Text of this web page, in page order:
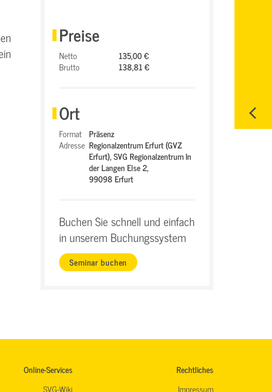
Preise
Netto
135,00 €
Brutto
138,81 €
Ort
Format Präsenz
Adresse Regionalzentrum Erfurt (GVZ
Erfurt),SVG Regionalzentrum In
der Langen Else 2,
99098 Erfurt
Buchen Sie schnell und einfach
in unserem Buchungssystem
Seminar buchen
Online-Services
SVG-Wiki
Rechtliches
Impressum